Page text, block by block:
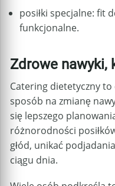
posiłki specjalne: fit
funkcjonalne.
Zdrowe nawyki,
Catering dietetyczny to
sposób na zmianę
się lepszego
różnorodności
głód, unikać
ciągu dnia.